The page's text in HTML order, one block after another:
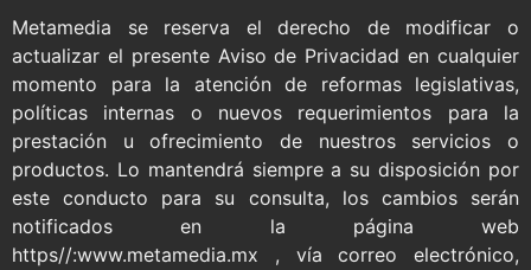
Metamedia se reserva el derecho de modificar o
actualizar el presente Aviso de Privacidad en cualquier
momento para la atención de reformas legislativas,
políticas internas o nuevos requerimientos para la
prestación u ofrecimiento de nuestros servicios o
productos. Lo mantendrá siempre a su disposición por
este conducto para su consulta, los cambios serán
notificados en la página web
https//:www.metamedia.mx , vía correo electrónico,